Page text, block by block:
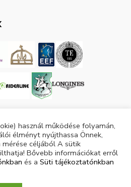
száma: 3053
használ működése folyamán,
élményt nyújthassa Önnek,
céljából A sütik
Bővebb információkat erről
és a Süti tájékoztatónkban